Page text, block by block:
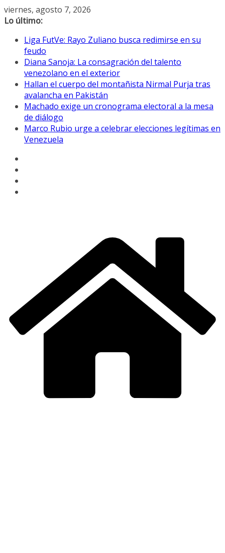
Saltar
al
viernes, agosto 7, 2026
Lo último:
Liga FutVe: Rayo Zuliano busca redimirse en su
feudo
Diana Sanoja: La consagración del talento
venezolano en el exterior
Hallan el cuerpo del montañista Nirmal Purja tras
avalancha en Pakistán
Machado exige un cronograma electoral a la mesa
de diálogo
Marco Rubio urge a celebrar elecciones legítimas en
Venezuela